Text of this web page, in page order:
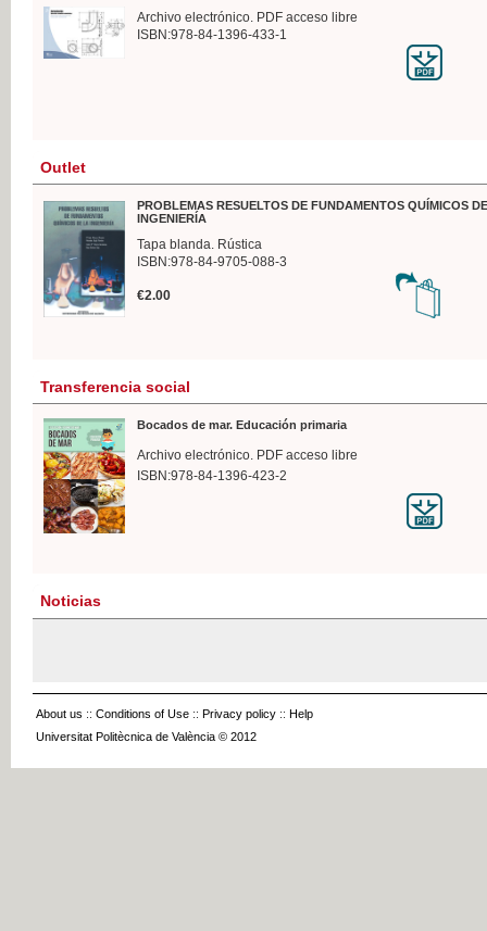
Archivo electrónico. PDF acceso libre
ISBN:978-84-1396-433-1
Outlet
PROBLEMAS RESUELTOS DE FUNDAMENTOS QUÍMICOS
INGENIERÍA
Tapa blanda. Rústica
ISBN:978-84-9705-088-3
€2.00
Transferencia social
Bocados de mar. Educación primaria
Archivo electrónico. PDF acceso libre
ISBN:978-84-1396-423-2
Noticias
About us :: Conditions of Use :: Privacy policy :: Help
Universitat Politècnica de València © 2012